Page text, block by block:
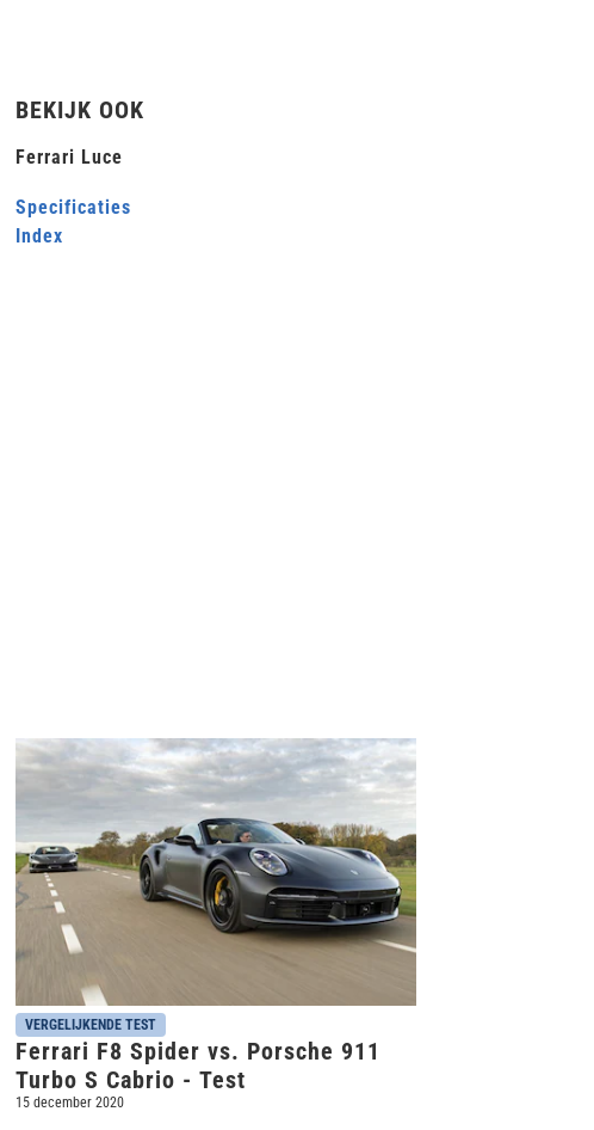
BEKIJK OOK
Ferrari Luce
Specificaties
Index
VERGELIJKENDE TEST
Ferrari F8 Spider vs. Porsche 911
Turbo S Cabrio - Test
15 december 2020